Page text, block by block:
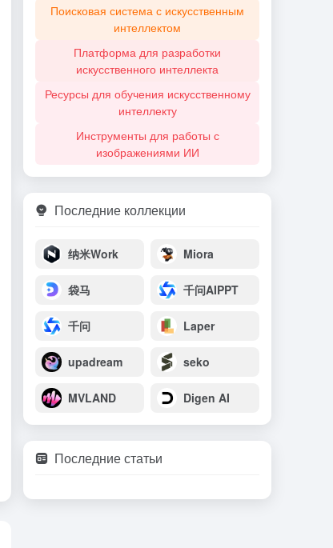
Поисковая система с искусственным
интеллектом
Платформа для разработки
искусственного интеллекта
Ресурсы для обучения искусственному
интеллекту
Инструменты для работы с
изображениями ИИ
Последние коллекции
纳米Work Miora
袋马 千问AIPPT
千问 Laper
upadream seko
MVLAND Digen AI
Последние статьи